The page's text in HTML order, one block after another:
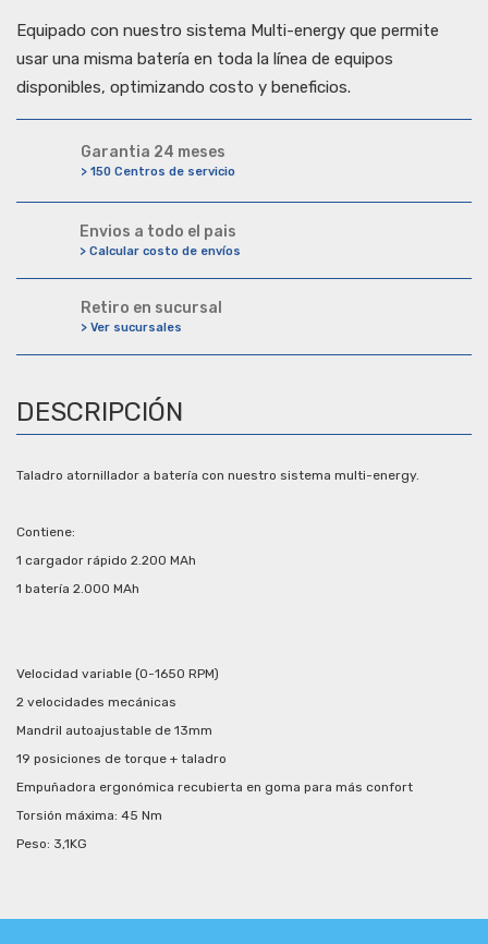
Equipado con nuestro sistema Multi-energy que permite
usar una misma batería en toda la línea de equipos
disponibles, optimizando costo y beneficios.
Garantia 24 meses
> 150 Centros de servicio
Envios a todo el pais
> Calcular costo de envíos
Retiro en sucursal
> Ver sucursales
DESCRIPCIÓN
Taladro atornillador a batería con nuestro sistema multi-energy.
Contiene:
1 cargador rápido 2.200 MAh
1 batería 2.000 MAh
Velocidad variable (0-1650 RPM)
2 velocidades mecánicas
Mandril autoajustable de 13mm
19 posiciones de torque + taladro
Empuñadora ergonómica recubierta en goma para más confort
Torsión máxima: 45 Nm
Peso: 3,1KG